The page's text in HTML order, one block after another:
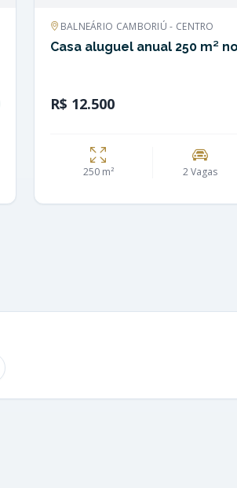
BALNEÁRIO CAMBORIÚ - CENTRO
Casa aluguel anual 250 m²
R$ 12.500
250 m² 2 Vagas